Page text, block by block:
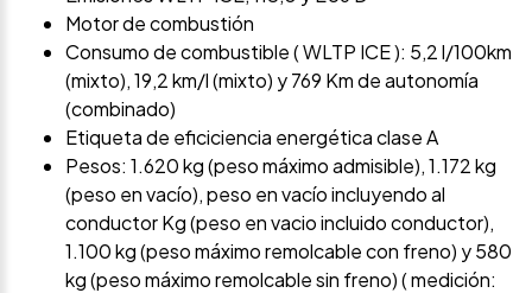
Motor de combustión
Consumo de combustible ( WLTP ICE ): 5,2 l/100km
(mixto), 19,2 km/l (mixto) y 769 Km de autonomía
(combinado)
Etiqueta de eficiciencia energética clase A
Pesos: 1.620 kg (peso máximo admisible), 1.172 kg
(peso en vacío), peso en vacío incluyendo al
conductor Kg (peso en vacio incluido conductor),
1.100 kg (peso máximo remolcable con freno) y 580
kg (peso máximo remolcable sin freno) ( medición: